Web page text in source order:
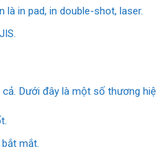
là in pad, in double-shot, laser.
Dưới đây là một số thương
mắt.